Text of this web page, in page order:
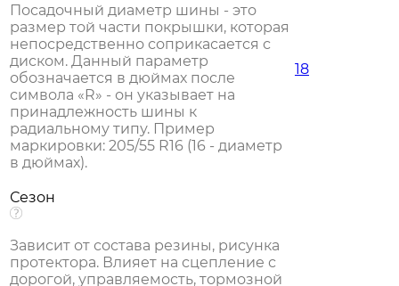
Посадочный диаметр шины - это
размер той части покрышки, которая
непосредственно соприкасается с
диском. Данный параметр
обозначается в дюймах после
символа «R» - он указывает на
принадлежность шины к
радиальному типу. Пример
маркировки: 205/55 R16 (16 - диаметр
в дюймах).
18
Сезон
Зависит от состава резины, рисунка
протектора. Влияет на сцепление с
дорогой, управляемость, тормозной